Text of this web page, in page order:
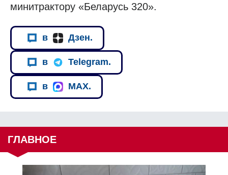
минитрактору «Беларусь 320».
в Дзен.
в Telegram.
в MAX.
ГЛАВНОЕ